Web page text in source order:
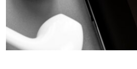
СОЦИАЛЬНЫЕ СЕТИ